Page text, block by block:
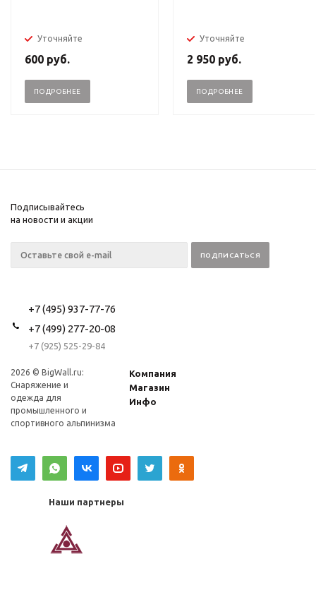
Уточняйте
600 руб.
ПОДРОБНЕЕ
Уточняйте
2 950 руб.
ПОДРОБНЕЕ
Подписывайтесь
на новости и акции
+7 (495) 937-77-76
+7 (499) 277-20-08
+7 (925) 525-29-84
2026 © BigWall.ru:
Снаряжение и
одежда для
промышленного и
спортивного альпинизма
Компания
Магазин
Инфо
Наши партнеры